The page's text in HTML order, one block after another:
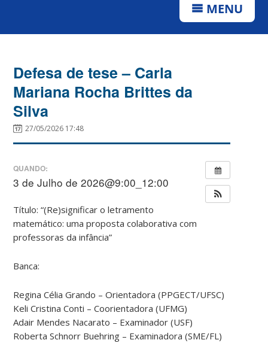
MENU
Defesa de tese – Carla
Mariana Rocha Brittes da
Silva
27/05/2026 17:48
QUANDO:
3 de Julho de 2026@9:00_12:00
Título: “(Re)significar o letramento
matemático: uma proposta colaborativa com
professoras da infância”
Banca:
Regina Célia Grando – Orientadora (PPGECT/UFSC)
Keli Cristina Conti – Coorientadora (UFMG)
Adair Mendes Nacarato – Examinador (USF)
Roberta Schnorr Buehring – Examinadora (SME/FL)